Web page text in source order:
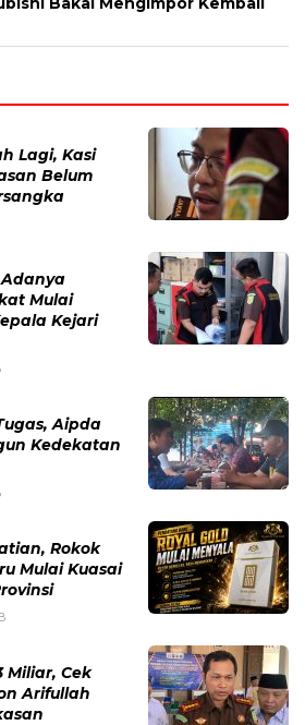
Bakal Mengimpor Kembali
Lagi, Kasi
Belum
Mulai
Kejari
Aipda
Kedekatan
Rokok
Mulai Kuasai
Miliar, Cek
Arifullah